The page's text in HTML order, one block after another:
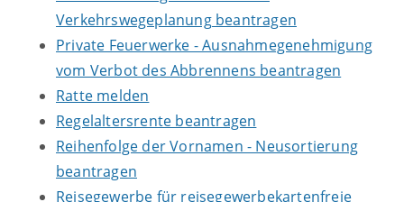
Verkehrswegeplanung beantragen
Private Feuerwerke - Ausnahmegenehmigung
vom Verbot des Abbrennens beantragen
Ratte melden
Regelaltersrente beantragen
Reihenfolge der Vornamen - Neusortierung
beantragen
Reisegewerbe für reisegewerbekartenfreie